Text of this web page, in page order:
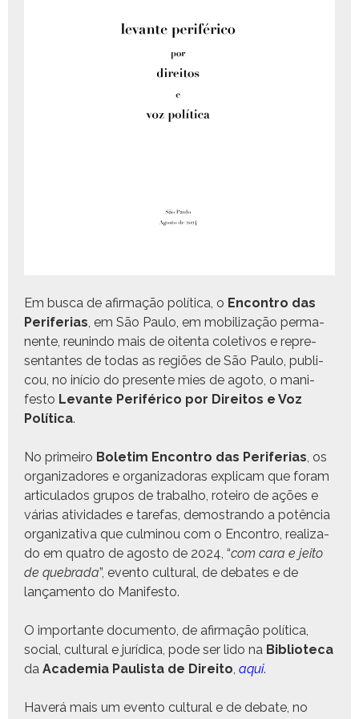
Em bus­ca de afir­mação políti­ca, o Encon­tro das
Per­ife­rias, em São Paulo, em mobi­liza­ção per­ma­
nente, reunin­do mais de oiten­ta cole­tivos e rep­re­
sen­tantes de todas as regiões de São Paulo, pub­li­
cou, no iní­cio do pre­sente mies de ago­to, o man­i­
festo Lev­ante Per­iféri­co por Dire­itos e Voz
Políti­ca.
No primeiro Bole­tim Encon­tro das Per­ife­rias, os
orga­ni­zadores e orga­ni­zado­ras expli­cam que foram
artic­u­la­dos gru­pos de tra­bal­ho, roteiro de ações e
várias ativi­dades e tare­fas, demostran­do a potên­cia
orga­ni­za­ti­va que cul­mi­nou com o Encon­tro, real­iza­
do em qua­tro de agos­to de 2024, “com cara e jeito
de que­bra­da”, even­to cul­tur­al, de debates e de
lança­men­to do Manifesto.
O impor­tante doc­u­men­to, de afir­mação políti­ca,
social, cul­tur­al e jurídi­ca, pode ser lido na Bib­liote­ca
da Acad­e­mia Paulista de Dire­ito, aqui.
Haverá mais um even­to cul­tur­al e de debate, no